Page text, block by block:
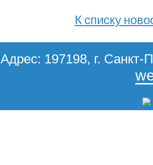
К списку
Адрес: 197198, г. Санкт-